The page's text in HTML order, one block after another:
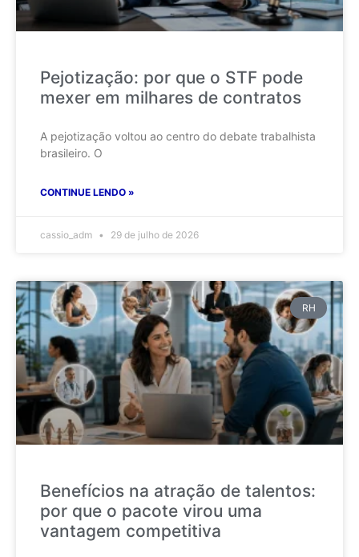
Pejotização: por que o STF pode
mexer em milhares de contratos
A pejotização voltou ao centro do debate trabalhista
brasileiro. O
CONTINUE LENDO »
cassio_adm 29 de julho de 2026
RH
Benefícios na atração de talentos:
por que o pacote virou uma
vantagem competitiva